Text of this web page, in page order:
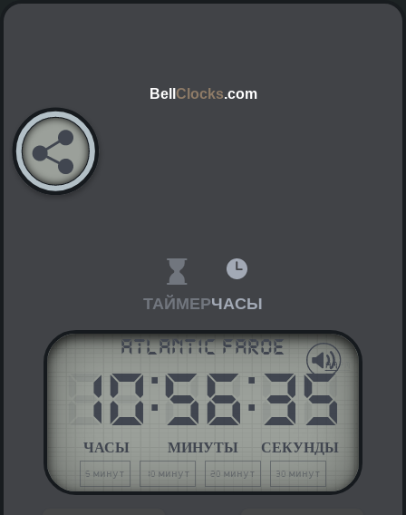
Bell Clocks.com
ТАЙМЕРЧАСЫ
Atlantic Faroe
10
ЧАСЫ
:56
МИНУТЫ
:35
СЕКУНДЫ
AMPM
5 минут 10 минут 20 минут 30 минут